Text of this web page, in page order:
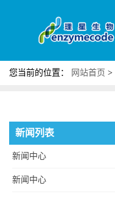
您当前的位置： 网站首页 >
新闻列表
新闻中心
新闻中心